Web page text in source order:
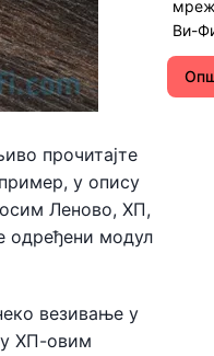
прочитајте
у опису
Леново, ХП,
одређени модул
везивање у
ХП-овим
Ви-